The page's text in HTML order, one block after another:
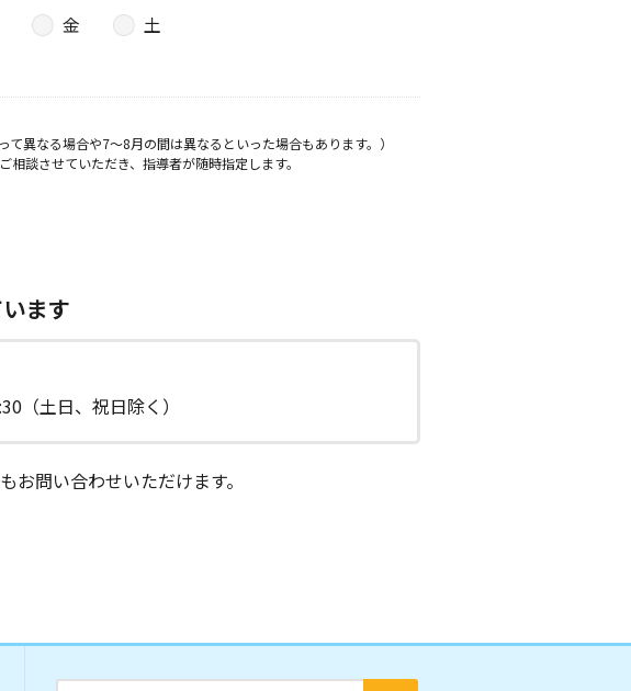
金
土
異なる場合や7～8月の間は異なるといった場合もあります。）
談させていただき、指導者が随時指定します。
ます
（土日、祝日除く）
問い合わせいただけます。